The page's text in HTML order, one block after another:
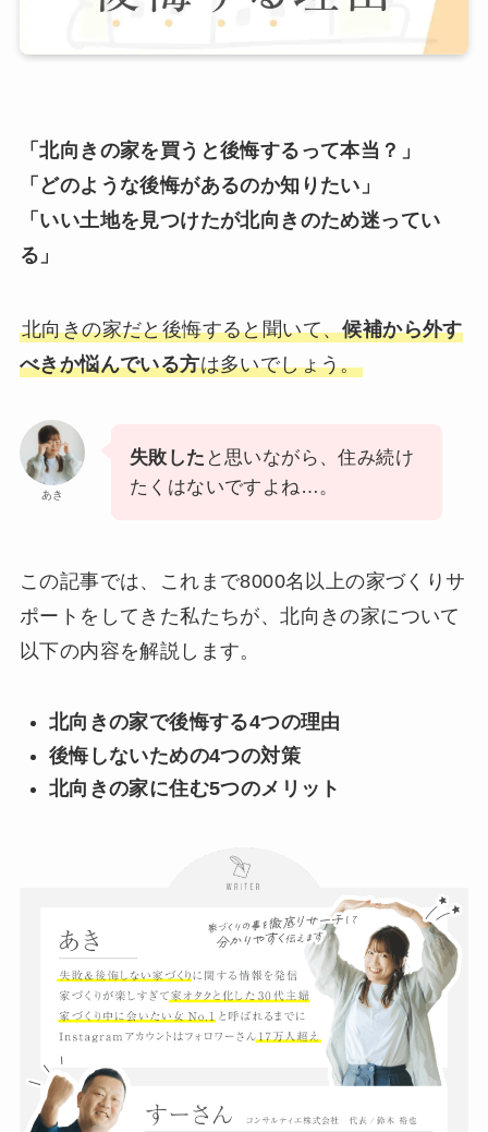
「北向きの家を買うと後悔するって本当？」
「どのような後悔があるのか知りたい」
「いい土地を見つけたが北向きのため迷ってい
る」
北向きの家だと後悔すると聞いて、候補から外す
べきか悩んでいる方は多いでしょう。
あき
失敗した と思いながら、住み続け
たくはないですよね…。
この記事では、これまで8000名以上の家づくりサ
ポートをしてきた私たちが、北向きの家について
以下の内容を解説します。
北向きの家で後悔する4つの理由
後悔しないための4つの対策
北向きの家に住む5つのメリット